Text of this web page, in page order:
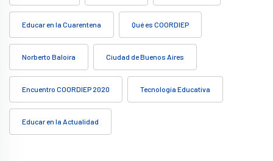
Educar en la Cuarentena Qué es COORDIEP
Norberto Baloira Ciudad de Buenos Aires
Encuentro COORDIEP 2020 Tecnología Educativa
Educar en la Actualidad